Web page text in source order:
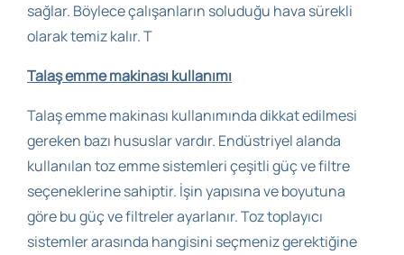
sağlar. Böylece çalışanların soluduğu hava sürekli
olarak temiz kalır. T
Talaş emme makinası kullanımı
Talaş emme makinası kullanımında dikkat edilmesi
gereken bazı hususlar vardır. Endüstriyel alanda
kullanılan toz emme sistemleri çeşitli güç ve filtre
seçeneklerine sahiptir. İşin yapısına ve boyutuna
göre bu güç ve filtreler ayarlanır. Toz toplayıcı
sistemler arasında hangisini seçmeniz gerektiğine